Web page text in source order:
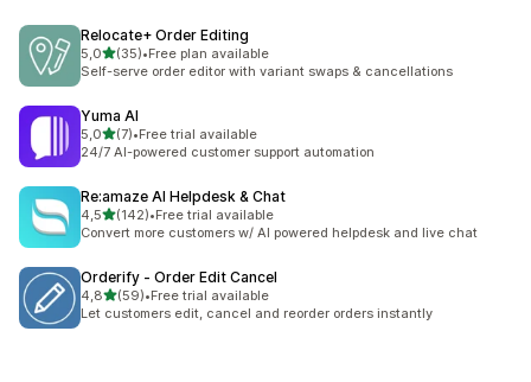
Relocate+ Order Editing
5,0/ 5 tähteä
(35)
35 arvostelua yhteensä
•Free plan available
Self-serve order editor with variant swaps & cancellations
Yuma AI
5,0/ 5 tähteä
(7)
7 arvostelua yhteensä
•Free trial available
24/7 AI-powered customer support automation
Re:amaze AI Helpdesk & Chat
4,5/ 5 tähteä
(142)
142 arvostelua yhteensä
•Free trial available
Convert more customers w/ AI powered helpdesk and live chat
Orderify ‑ Order Edit Cancel
4,8/ 5 tähteä
(59)
59 arvostelua yhteensä
•Free trial available
Let customers edit, cancel and reorder orders instantly